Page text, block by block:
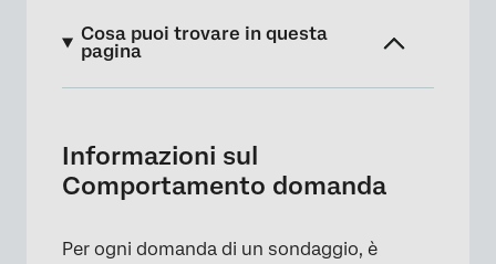
Cosa puoi trovare in questa
pagina
Comportamento domanda disponibile
Aggiunta e rimozione di note
progetti
Informazioni sul
Comportamento domanda
Per ogni domanda di un sondaggio, è